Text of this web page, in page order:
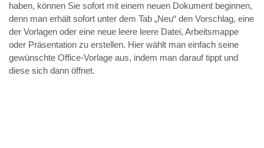
haben, können Sie sofort mit einem neuen Dokument beginnen,
denn man erhält sofort unter dem Tab „Neu“ den Vorschlag, eine
der Vorlagen oder eine neue leere leere Datei, Arbeitsmappe
oder Präsentation zu erstellen. Hier wählt man einfach seine
gewünschte Office-Vorlage aus, indem man darauf tippt und
diese sich dann öffnet.